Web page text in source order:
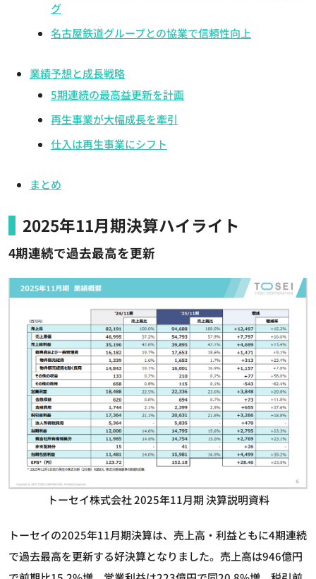
グ
名古屋鉄道グループとの協業で信頼性向上
業績予想と成長戦略
5期連続の最高益更新を計画
再生事業が大幅成長を牽引
仕入は再生事業にシフト
まとめ
2025年11月期決算ハイライト
4期連続で過去最高を更新
トーセイ株式会社 2025年11月期 決算説明資料
トーセイの2025年11月期決算は、売上高・利益ともに4期連続
で過去最高を更新する好決算となりました。売上高は946億円